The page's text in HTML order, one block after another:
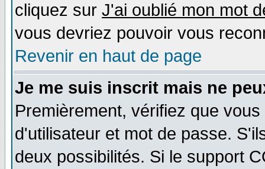
cliquez sur J'ai oublié mon mot
vous devriez pouvoir vous
Revenir en haut de page
Je me suis inscrit mais ne
Premièrement, vérifiez que
d'utilisateur et mot de passe.
deux possibilités. Si le support